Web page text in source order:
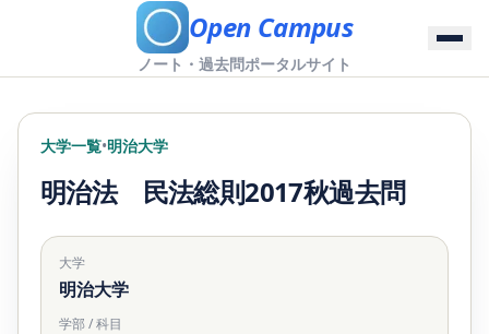
Open Campus
ノート・過去問ポータルサイト
大学一覧•明治大学
明治法 民法総則2017秋過去問
大学
明治大学
学部 / 科目